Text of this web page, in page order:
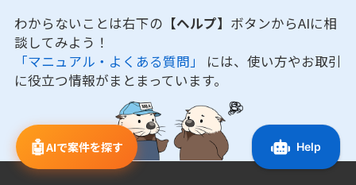
🤖AIで案件を探す
わからないことは右下の 【ヘルプ】 ボタンからAIに相
談してみよう！
「マニュアル・よくある質問」 には、使い方やお取引
に役立つ情報がまとまっています。